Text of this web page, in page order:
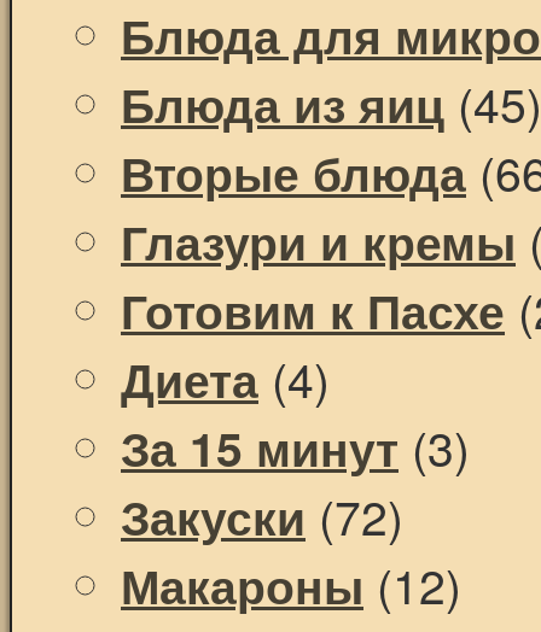
Блюда для
Блюда из яиц (45)
Вторые блюда
Глазури и кремы
Готовим к Пасхе
Диета (4)
За 15 минут (3)
Закуски (72)
Макароны (12)